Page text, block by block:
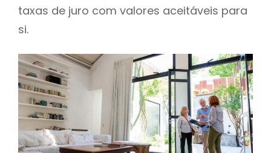
taxas de juro com valores aceitáveis para
si.